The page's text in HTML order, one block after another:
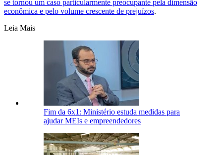
se tornou um caso particularmente preocupante pela dimensão
econômica e pelo volume crescente de prejuízos.
Leia Mais
Fim da 6x1: Ministério estuda medidas para
ajudar MEIs e empreendedores